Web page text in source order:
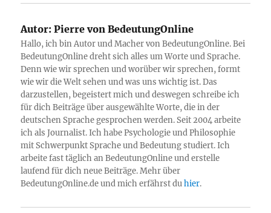
Autor: Pierre von BedeutungOnline
Hallo, ich bin Autor und Macher von BedeutungOnline. Bei
BedeutungOnline dreht sich alles um Worte und Sprache.
Denn wie wir sprechen und worüber wir sprechen, formt
wie wir die Welt sehen und was uns wichtig ist. Das
darzustellen, begeistert mich und deswegen schreibe ich
für dich Beiträge über ausgewählte Worte, die in der
deutschen Sprache gesprochen werden. Seit 2004 arbeite
ich als Journalist. Ich habe Psychologie und Philosophie
mit Schwerpunkt Sprache und Bedeutung studiert. Ich
arbeite fast täglich an BedeutungOnline und erstelle
laufend für dich neue Beiträge. Mehr über
BedeutungOnline.de und mich erfährst duhier.